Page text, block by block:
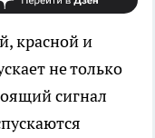
красной и
не только
сигнал